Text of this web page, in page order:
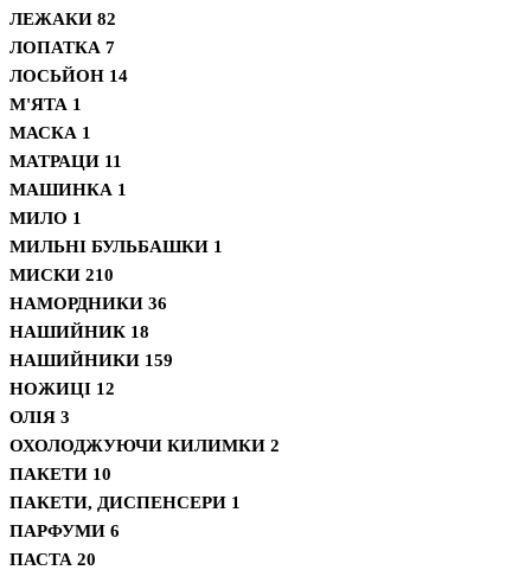
ЛЕЖАКИ 82
ЛОПАТКА 7
ЛОСЬЙОН 14
М'ЯТА 1
МАСКА 1
МАТРАЦИ 11
МАШИНКА 1
МИЛО 1
МИЛЬНІ БУЛЬБАШКИ 1
МИСКИ 210
НАМОРДНИКИ 36
НАШИЙНИК 18
НАШИЙНИКИ 159
НОЖИЦІ 12
ОЛІЯ 3
ОХОЛОДЖУЮЧИ КИЛИМКИ 2
ПАКЕТИ 10
ПАКЕТИ, ДИСПЕНСЕРИ 1
ПАРФУМИ 6
ПАСТА 20